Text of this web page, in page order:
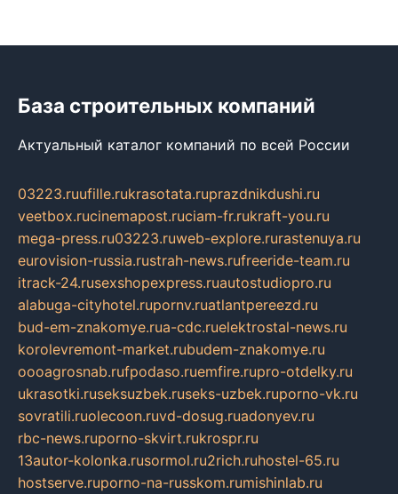
База строительных компаний
Актуальный каталог компаний по всей России
03223.ruufille.rukrasotata.ruprazdnikdushi.ru
veetbox.rucinemapost.ruciam-fr.rukraft-you.ru
mega-press.ru03223.ruweb-explore.rurastenuya.ru
eurovision-russia.rustrah-news.rufreeride-team.ru
itrack-24.rusexshopexpress.ruautostudiopro.ru
alabuga-cityhotel.rupornv.ruatlantpereezd.ru
bud-em-znakomye.rua-cdc.ruelektrostal-news.ru
korolevremont-market.rubudem-znakomye.ru
oooagrosnab.rufpodaso.ruemfire.rupro-otdelky.ru
ukrasotki.ruseksuzbek.ruseks-uzbek.ruporno-vk.ru
sovratili.ruolecoon.ruvd-dosug.ruadonyev.ru
rbc-news.ruporno-skvirt.rukrospr.ru
13autor-kolonka.rusormol.ru2rich.ruhostel-65.ru
hostserve.ruporno-na-russkom.rumishinlab.ru